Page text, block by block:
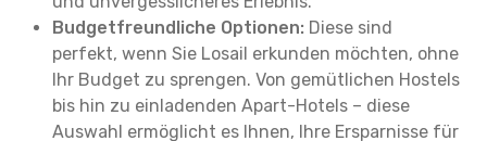
Budgetfreundliche Optionen: Diese sind
perfekt, wenn Sie Losail erkunden möchten, ohne
Ihr Budget zu sprengen. Von gemütlichen Hostels
bis hin zu einladenden Apart-Hotels – diese
Auswahl ermöglicht es Ihnen, Ihre Ersparnisse für